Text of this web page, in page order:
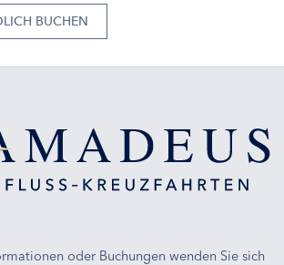
BUCHEN
oder Buchungen wenden Sie sich